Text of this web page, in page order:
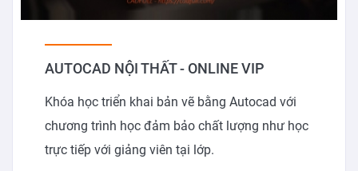
AUTOCAD NỘI THẤT - ONLINE VIP
Khóa học triển khai bản vẽ bằng Autocad với
chương trình học đảm bảo chất lượng như học
trực tiếp với giảng viên tại lớp.